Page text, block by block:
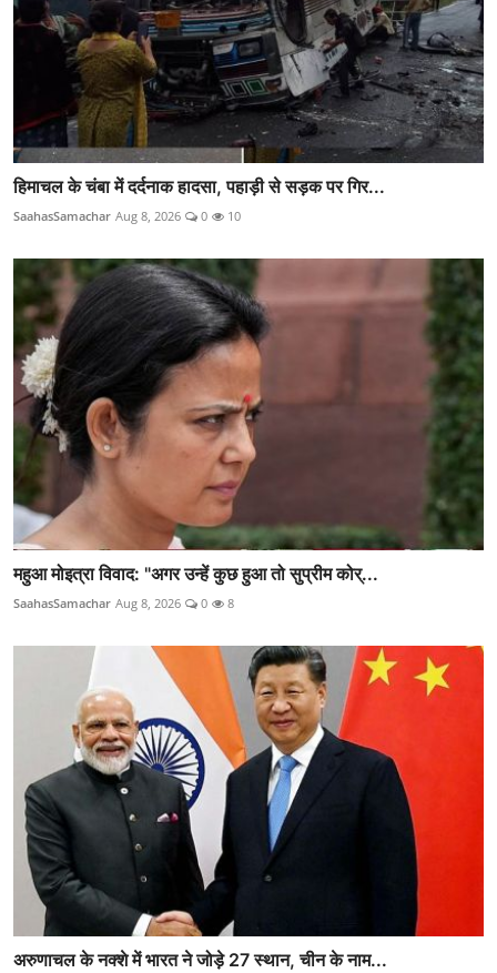
हिमाचल के चंबा में दर्दनाक हादसा, पहाड़ी से सड़क पर गिर...
SaahasSamachar Aug 8, 2026 0 10
महुआ मोइत्रा विवाद: "अगर उन्हें कुछ हुआ तो सुप्रीम कोर्...
SaahasSamachar Aug 8, 2026 0 8
अरुणाचल के नक्शे में भारत ने जोड़े 27 स्थान, चीन के नाम...